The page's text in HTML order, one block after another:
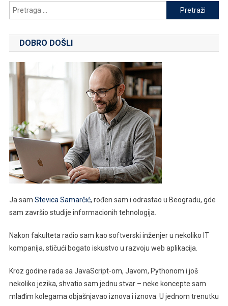
Pretraga
za:
DOBRO DOŠLI
Ja sam Stevica Samarčić, rođen sam i odrastao u Beogradu, gde
sam završio studije informacionih tehnologija.
Nakon fakulteta radio sam kao softverski inženjer u nekoliko IT
kompanija, stičući bogato iskustvo u razvoju web aplikacija.
Kroz godine rada sa JavaScript-om, Javom, Pythonom i još
nekoliko jezika, shvatio sam jednu stvar – neke koncepte sam
mlađim kolegama objašnjavao iznova i iznova. U jednom trenutku